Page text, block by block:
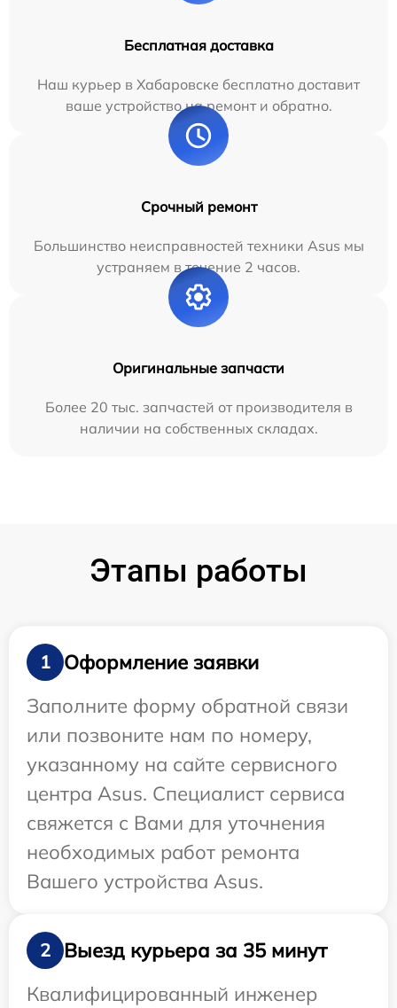
Бесплатная доставка
Наш курьер в Хабаровске бесплатно доставит
ваше устройство на ремонт и обратно.
Срочный ремонт
Большинство неисправностей техники Asus мы
устраняем в течение 2 часов.
Оригинальные запчасти
Более 20 тыс. запчастей от производителя в
наличии на собственных складах.
Этапы работы
1
Оформление заявки
Заполните форму обратной связи
или позвоните нам по номеру,
указанному на сайте сервисного
центра Asus. Специалист сервиса
свяжется с Вами для уточнения
необходимых работ ремонта
Вашего устройства Asus.
2
Выезд курьера за 35 минут
Квалифицированный инженер